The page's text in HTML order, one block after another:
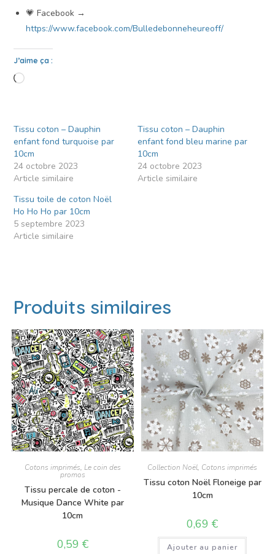
💗 Facebook →
https://www.facebook.com/Bulledebonneheureoff/
J’aime ça :
Tissu coton – Dauphin
enfant fond turquoise par
10cm
24 octobre 2023
Article similaire
Tissu coton – Dauphin
enfant fond bleu marine par
10cm
24 octobre 2023
Article similaire
Tissu toile de coton Noël
Ho Ho Ho par 10cm
5 septembre 2023
Article similaire
Produits similaires
Cotons imprimés, Le coin des
promos
Tissu percale de coton -
Musique Dance White par
10cm
0,59 €
Collection Noël, Cotons imprimés
Tissu coton Noël Floneige par
10cm
0,69€
Ajouter au panier